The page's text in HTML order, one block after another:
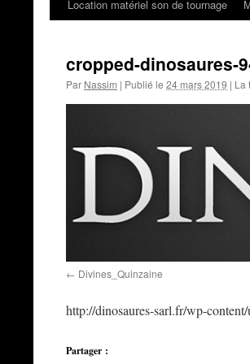
Location matériel son de tournage
cropped-dinosaures-
Par Nassim | Publié le 24 mars 2019 | La
Divines_Quinzaine
http://dinosaures-sarl.fr/wp-
Partager :